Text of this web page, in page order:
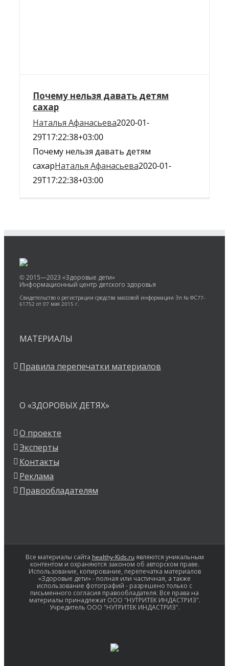
Почему нельзя давать детям
сахар
Наталья Афанасьева2020-01-
29T17:22:38+03:00
Почему нельзя давать детям
сахарНаталья Афанасьева2020-01-
29T17:22:38+03:00
© 2015—2023 «Здоровые дети»
Информационный центр детского здоровья
Свидетельство о регистрации средства массовой информации Эл № ФС77-
61752 от 07 мая 2015 г.
МАТЕРИАЛЫ
Правила перепечатки материалов
О «ЗДОРОВЫХ ДЕТЯХ»
О проекте
Эксперты
Контакты
Реклама
Правообладателям
Все материалы сайта healthy-Kids.ruявляются уникальным
контентом и охраняются законом об авторском праве.
Использование, копирование, перепечатка материалов
«Здоровые дети» - полная или частичная, а также
использование фотографий - разрешено только с
письменного согласия правообладателя. Все права на
материалы принадлежат ООО "НУТРИТЕК ИНДАСТРИЗ".
Учредитель ООО "НУТРИТЕК ИНДАСТРИЗ".